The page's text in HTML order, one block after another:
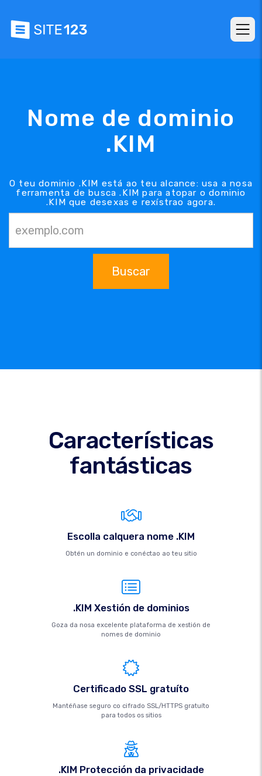
Nome de dominio
.KIM
O teu dominio .KIM está ao teu alcance: usa a nosa
ferramenta de busca .KIM para atopar o dominio
.KIM que desexas e rexístrao agora.
Buscar
Características
fantásticas
Escolla calquera nome .KIM
Obtén un dominio e conéctao ao teu sitio
.KIM Xestión de dominios
Goza da nosa excelente plataforma de xestión de
nomes de dominio
Certificado SSL gratuíto
Mantéñase seguro co cifrado SSL/HTTPS gratuíto
para todos os sitios
.KIM Protección da privacidade